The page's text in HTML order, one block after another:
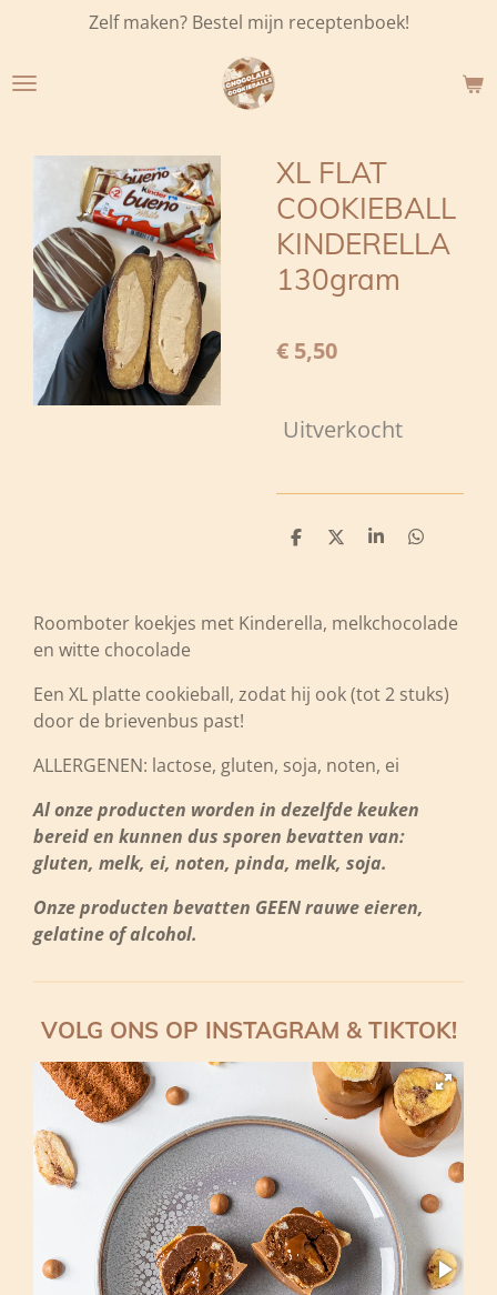
naar
Zelf maken? Bestel mijn receptenboek!
XL FLAT
COOKIEBALL
KINDERELLA
130gram
€ 5,50
Uitverkocht
D
D
S
e
D
n
Roomboter koekjes met Kinderella, melkchocolade
en witte chocolade
Een XL platte cookieball, zodat hij ook (tot 2 stuks)
door de brievenbus past!
ALLERGENEN: lactose, gluten, soja, noten, ei
Al onze producten worden in dezelfde keuken
bereid en kunnen dus sporen bevatten van:
gluten, melk, ei, noten, pinda, melk, soja.
Onze producten bevatten GEEN rauwe eieren,
gelatine of alcohol.
VOLG ONS OP INSTAGRAM & TIKTOK!